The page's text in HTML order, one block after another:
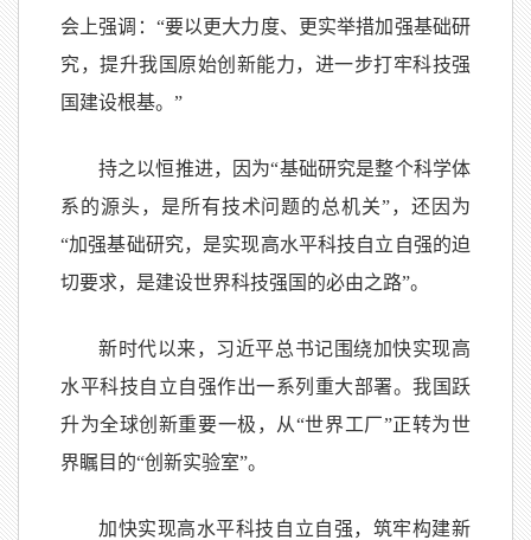
会上强调：“要以更大力度、更实举措加强基础研
究，提升我国原始创新能力，进一步打牢科技强
国建设根基。”
持之以恒推进，因为“基础研究是整个科学体
系的源头，是所有技术问题的总机关”，还因为
“加强基础研究，是实现高水平科技自立自强的迫
切要求，是建设世界科技强国的必由之路”。
新时代以来，习近平总书记围绕加快实现高
水平科技自立自强作出一系列重大部署。我国跃
升为全球创新重要一极，从“世界工厂”正转为世
界瞩目的“创新实验室”。
加快实现高水平科技自立自强，筑牢构建新